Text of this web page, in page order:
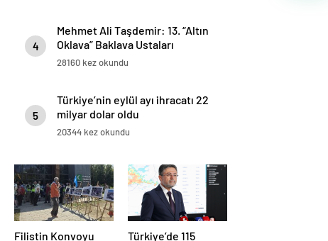
4
Mehmet Ali Taşdemir: 13. “Altın
Oklava” Baklava Ustaları
Yarışması ve “Baklava Festivali”
28160 kez okundu
5
Türkiye’nin eylül ayı ihracatı 22
milyar dolar oldu
20344 kez okundu
Filistin Konvoyu
Türkiye’de 115